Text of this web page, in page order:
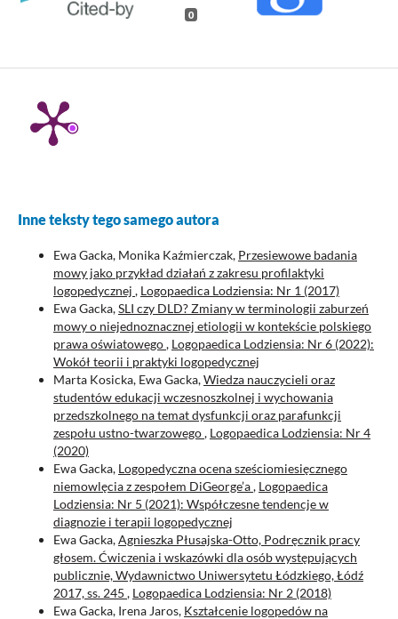
0
Inne teksty tego samego autora
Ewa Gacka, Monika Kaźmierczak, Przesiewowe badania
mowy jako przykład działań z zakresu profilaktyki
logopedycznej , Logopaedica Lodziensia: Nr 1 (2017)
Ewa Gacka,SLI czy DLD? Zmiany w terminologii zaburzeń
mowy o niejednoznacznej etiologii w kontekście polskiego
prawa oświatowego, Logopaedica Lodziensia: Nr 6 (2022):
Wokół teorii i praktyki logopedycznej
Marta Kosicka, Ewa Gacka,Wiedza nauczycieli oraz
studentów edukacji wczesnoszkolnej i wychowania
przedszkolnego na temat dysfunkcji oraz parafunkcji
zespołu ustno-twarzowego, Logopaedica Lodziensia: Nr 4
(2020)
Ewa Gacka, Logopedyczna ocena sześciomiesięcznego
niemowlęcia z zespołem DiGeorge’a, Logopaedica
Lodziensia: Nr 5 (2021): Współczesne tendencje w
diagnozie i terapii logopedycznej
Ewa Gacka,Agnieszka Płusajska-Otto, Podręcznik pracy
głosem. Ćwiczenia i wskazówki dla osób występujących
publicznie, Wydawnictwo Uniwersytetu Łódzkiego, Łódź
2017, ss. 245 , Logopaedica Lodziensia: Nr 2 (2018)
Ewa Gacka, Irena Jaros, Kształcenie logopedów na